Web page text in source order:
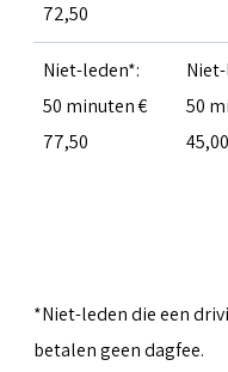
72,50
Niet-leden*:
50 minuten €
77,50
50
*Niet-leden die een
betalen geen dagfee.